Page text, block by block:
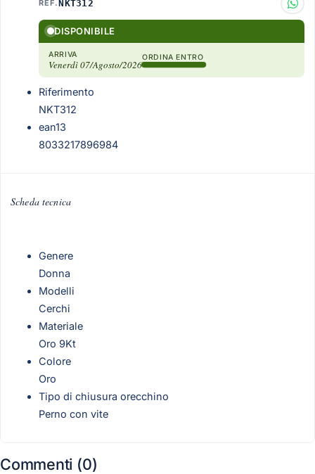
REF. NKT312
DISPONIBILE
ARRIVA
Venerdì 07/Agosto/2026
ORDINA ENTRO
Riferimento
NKT312
ean13
8033217896984
Scheda tecnica
Genere
Donna
Modelli
Cerchi
Materiale
Oro 9Kt
Colore
Oro
Tipo di chiusura orecchino
Perno con vite
Commenti (0)